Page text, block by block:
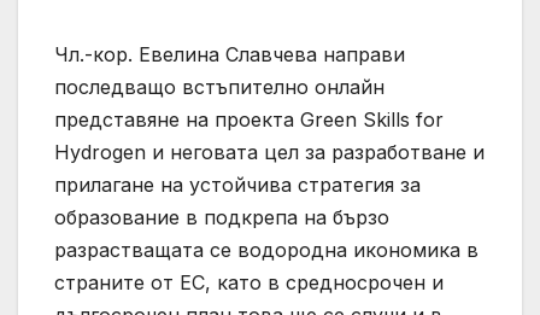
Чл.-кор. Евелина Славчева направи
последващо встъпително онлайн
представяне на проекта Green Skills for
Hydrogen и неговата цел за разработване и
прилагане на устойчива стратегия за
образование в подкрепа на бързо
разрастващата се водородна икономика в
страните от ЕС, като в средносрочен и